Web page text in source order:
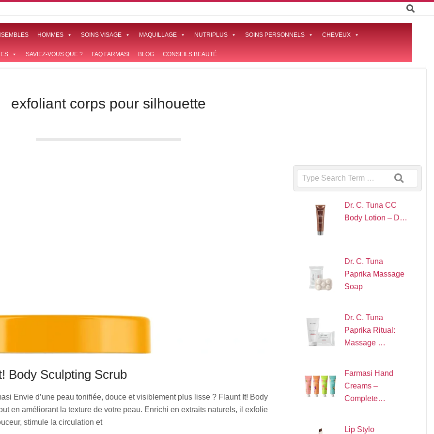
HOMMES SOINS VISAGE MAQUILLAGE NUTRIPLUS SOINS PERSONNELS CHEVEUX
SAVIEZ-VOUS QUE ? FAQ FARMASI BLOG CONSEILS BEAUTÉ
exfoliant corps pour silhouette
Body Sculpting Scrub
Envie d’une peau tonifiée, douce et visiblement plus lisse ? Flaunt It! Body
en améliorant la texture de votre peau. Enrichi en extraits naturels, il exfolie
stimule la circulation et
Search
Dr. C. Tuna CC
Body Lotion – D…
Dr. C. Tuna
Paprika Massage
Soap
Dr. C. Tuna
Paprika Ritual:
Massage …
Farmasi Hand
Creams –
Complete…
Lip Stylo